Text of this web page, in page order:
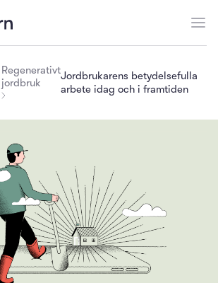
Regenerativt
jordbruk
Jordbrukarens betydelsefulla
arbete idag och i framtiden